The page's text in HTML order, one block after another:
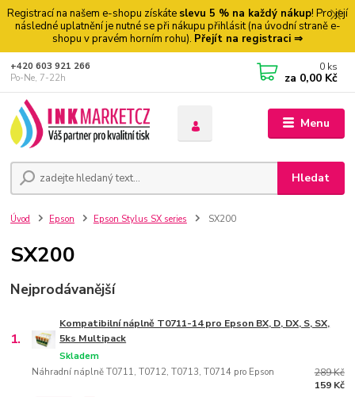
Registrací na našem e-shopu získáte slevu 5 % na každý nákup! Pro její
následné uplatnění je nutné se při nákupu přihlásit (na úvodní straně e-
shopu v pravém horním rohu). Přejít na registraci ⇒
Menu
Hledat
+420 603 921 266
Po-Ne, 7-22h
0 ks
za 0,00 Kč
Úvod Epson Epson Stylus SX series SX200
SX200
Nejprodávanější
1.
Kompatibilní náplně T0711-14 pro Epson BX, D, DX, S, SX,
5ks Multipack
Náhradní náplně T0711, T0712, T0713, T0714 pro Epson
Skladem
289 Kč
159 Kč